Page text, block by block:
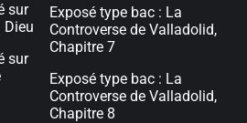
sur
Dieu
sur
Exposé type bac : La
Controverse de Valladolid,
Chapitre 7
Exposé type bac : La
Controverse de Valladolid,
Chapitre 8